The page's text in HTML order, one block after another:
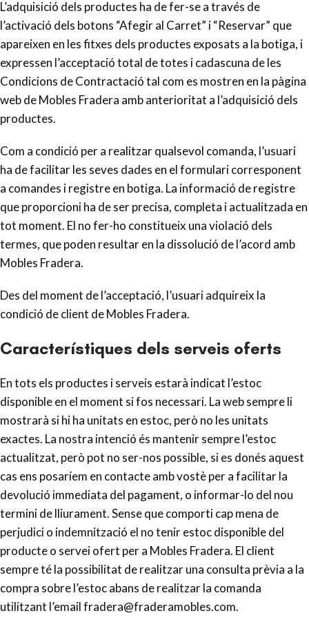
L’adquisició dels productes ha de fer-se a través de
l’activació dels botons “Afegir al Carret” i “Reservar” que
apareixen en les fitxes dels productes exposats a la botiga, i
expressen l’acceptació total de totes i cadascuna de les
Condicions de Contractació tal com es mostren en la pàgina
web de Mobles Fradera amb anterioritat a l’adquisició dels
productes.
Com a condició per a realitzar qualsevol comanda, l’usuari
ha de facilitar les seves dades en el formulari corresponent
a comandes i registre en botiga. La informació de registre
que proporcioni ha de ser precisa, completa i actualitzada en
tot moment. El no fer-ho constitueix una violació dels
termes, que poden resultar en la dissolució de l’acord amb
Mobles Fradera.
Des del moment de l’acceptació, l’usuari adquireix la
condició de client de Mobles Fradera.
Característiques dels serveis oferts
En tots els productes i serveis estarà indicat l’estoc
disponible en el moment si fos necessari. La web sempre li
mostrarà si hi ha unitats en estoc, però no les unitats
exactes. La nostra intenció és mantenir sempre l’estoc
actualitzat, però pot no ser-nos possible, si es donés aquest
cas ens posaríem en contacte amb vostè per a facilitar la
devolució immediata del pagament, o informar-lo del nou
termini de lliurament. Sense que comporti cap mena de
perjudici o indemnització el no tenir estoc disponible del
producte o servei ofert per a Mobles Fradera. El client
sempre té la possibilitat de realitzar una consulta prèvia a la
compra sobre l’estoc abans de realitzar la comanda
utilitzant l’email fradera@fraderamobles.com.